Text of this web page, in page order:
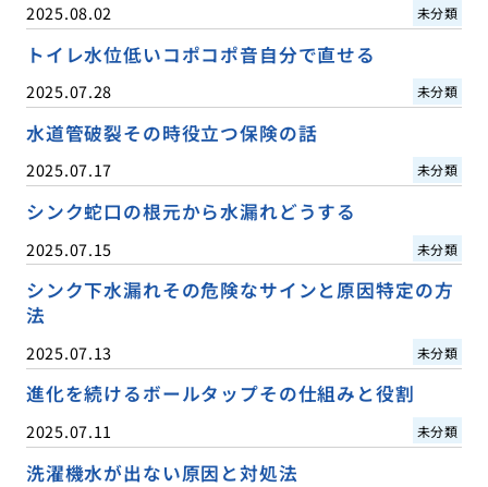
2025.08.02 未分類
トイレ水位低いコポコポ音自分で直せる
2025.07.28 未分類
水道管破裂その時役立つ保険の話
2025.07.17 未分類
シンク蛇口の根元から水漏れどうする
2025.07.15 未分類
シンク下水漏れその危険なサインと原因特定の方
法
2025.07.13 未分類
進化を続けるボールタップその仕組みと役割
2025.07.11 未分類
洗濯機水が出ない原因と対処法